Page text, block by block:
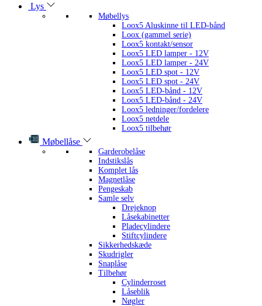
Lys
Møbellys
Loox5 Aluskinne til LED-bånd
Loox (gammel serie)
Loox5 kontakt/sensor
Loox5 LED lamper - 12V
Loox5 LED lamper - 24V
Loox5 LED spot - 12V
Loox5 LED spot - 24V
Loox5 LED-bånd - 12V
Loox5 LED-bånd - 24V
Loox5 ledninger/fordelere
Loox5 netdele
Loox5 tilbehør
Møbellåse
Garderobelåse
Indstikslås
Komplet lås
Magnetlåse
Pengeskab
Samle selv
Drejeknop
Låsekabinetter
Pladecylindere
Stiftcylindere
Sikkerhedskæde
Skudrigler
Snaplåse
Tilbehør
Cylinderroset
Låseblik
Nøgler